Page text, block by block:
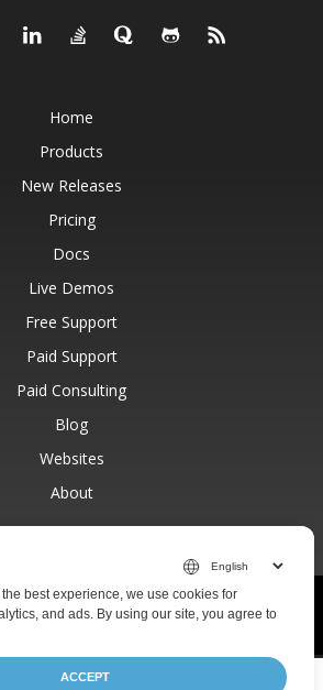
Home
Products
New Releases
Pricing
Docs
Live Demos
Free Support
Paid Support
Paid Consulting
Blog
Websites
About
Ltd 2001-2026.All Rights Reserved.
best experience, we use cookies for
and ads. By using our site, you agree to
ACCEPT